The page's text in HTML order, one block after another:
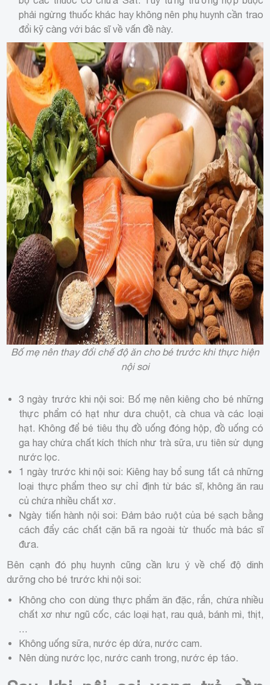
phải ngừng thuốc khác hay không nên phụ huynh cần trao
đổi kỹ càng với bác sĩ về vấn đề này.
Bố mẹ nên thay đổi chế độ ăn cho bé trước khi thực hiện
nội soi
3 ngày trước khi nội soi: Bố mẹ nên kiêng cho bé những
thực phẩm có hạt như dưa chuột, cà chua và các loại
hạt. Không để bé tiêu thụ đồ uống đóng hộp, đồ uống có
ga hay chứa chất kích thích như trà sữa, ưu tiên sử dụng
nước lọc.
1 ngày trước khi nội soi: Kiêng hay bổ sung tất cả những
loại thực phẩm theo sự chỉ định từ bác sĩ, không ăn rau
củ chứa nhiều chất xơ.
Ngày tiến hành nội soi: Đảm bảo ruột của bé sạch bằng
cách đẩy các chất cặn bã ra ngoài từ thuốc mà bác sĩ
đưa.
Bên cạnh đó phụ huynh cũng cần lưu ý về chế độ dinh
dưỡng cho bé trước khi nội soi:
Không cho con dùng thực phẩm ăn đặc, rắn, chứa nhiều
chất xơ như ngũ cốc, các loại hạt, rau quả, bánh mì, thịt,
…
Không uống sữa, nước ép dứa, nước cam.
Nên dùng nước lọc, nước canh trong, nước ép táo.